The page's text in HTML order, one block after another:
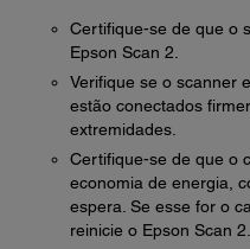
Certifique-se de que o
Epson Scan 2.
Verifique se o scanner
estão conectados
extremidades.
Certifique-se de que o
economia de energia,
espera. Se esse for o
reinicie o Epson Scan 2.